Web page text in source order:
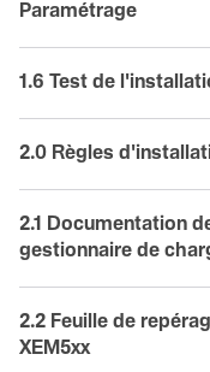
Paramétrage
1.6 Test de
2.0 Règles
2.1 Documentation
gestionnaire de
2.2 Feuille de
XEM5xx